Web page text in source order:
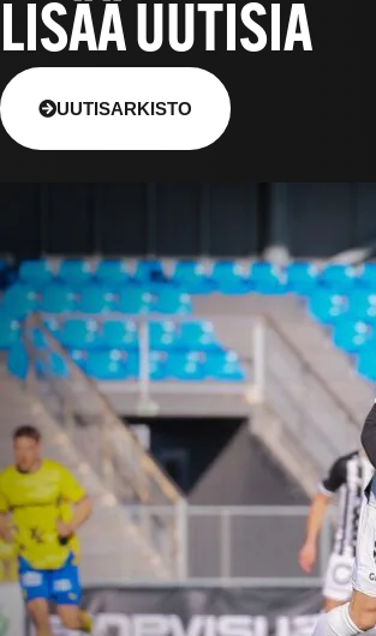
LISÄÄ UUTISIA
UUTISARKISTO